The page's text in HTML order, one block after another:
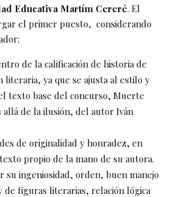
Educativa Martím Cereré. El
el primer puesto, considerando
de la calificación de historia de
literaria, ya que se ajusta al estilo y
texto base del concurso, Muerte
allá de la ilusión, del autor Iván
de originalidad y honradez, en
propio de la mano de su autora.
su ingeniosidad, orden, buen manejo
de figuras literarias, relación lógica